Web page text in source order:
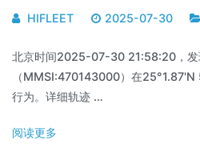
HIFLEET 2025-07-30
北京时间2025-07-30 21:58:20，发
（MMSI:470143000）在
行为。详细轨迹 …
阅读更多